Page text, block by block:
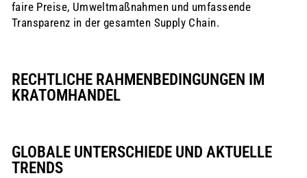
faire Preise, Umweltmaßnahmen und umfassende
Transparenz in der gesamten Supply Chain.
RECHTLICHE RAHMENBEDINGUNGEN IM
KRATOMHANDEL
GLOBALE UNTERSCHIEDE UND AKTUELLE
TRENDS